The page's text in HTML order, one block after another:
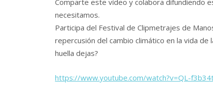
necesitamos.
Participa del Festival de Clipmetrajes de
repercusión del cambio climático en la vida
huella dejas?
https://www.youtube.com/watch?v=QL-